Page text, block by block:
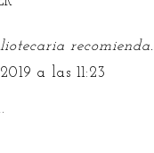
a las 11:23